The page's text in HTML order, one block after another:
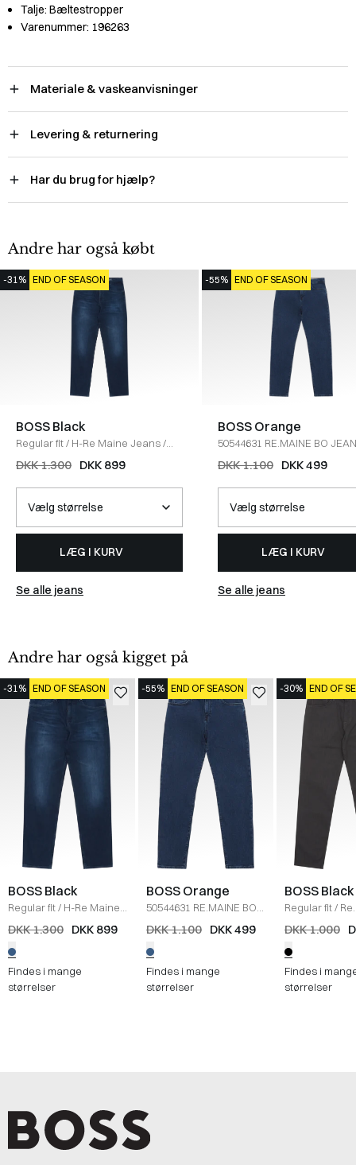
Talje: Bæltestropper
Varenummer: 196263
Materiale & vaskeanvisninger
Levering & returnering
Har du brug for hjælp?
Andre har også købt
-31% END OF SEASON
BOSS Black
Regular fit/ H-Re Maine Jeans/
DENIM
DKK 1.300 DKK 899
LÆG I KURV
Se alle jeans
-55% END OF SEASON
BOSS Orange
50544631 RE.MAINE BO
DENIM
DKK 1.100 DKK 499
LÆG I KURV
Se alle jeans
Andre har også kigget på
-31% END OF SEASON
BOSS Black
Regular fit/ H-Re Maine
Jeans
DENIM
DKK 1.300 DKK 899
Findes i mange
størrelser
-55% END OF SEASON
BOSS Orange
50544631 RE.MAINE BO
JEANS
/ DENIM
DKK 1.100 DKK 499
Findes i mange
størrelser
-30% END OF
BOSS Black
Regular fit/
Jeans
SORT
DKK 1.000
Findes i
størrelser